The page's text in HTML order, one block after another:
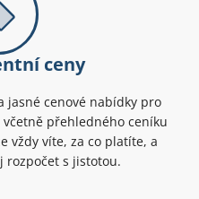
ceny
jasné cenové nabídky pro
přehledného ceníku
vždy víte, za co platíte, a
rozpočet s jistotou.